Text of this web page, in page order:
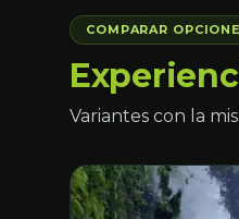
COMPARAR
Variantes con la